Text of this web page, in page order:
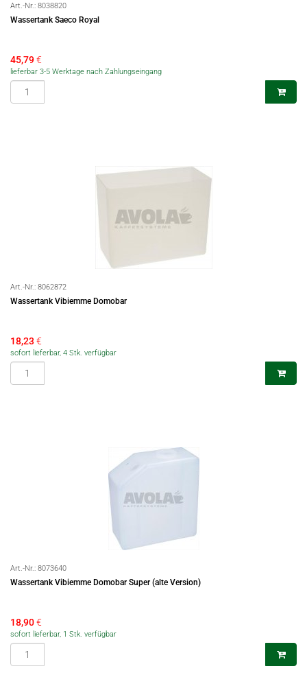
Art.-Nr.: 8038820
Wassertank Saeco Royal
45,79€
lieferbar 3-5 Werktage nach Zahlungseingang
Art.-Nr.: 8062872
Wassertank Vibiemme Domobar
18,23€
sofort lieferbar, 4 Stk. verfügbar
Art.-Nr.: 8073640
Wassertank Vibiemme Domobar Super (alte Version)
18,90€
sofort lieferbar, 1 Stk. verfügbar